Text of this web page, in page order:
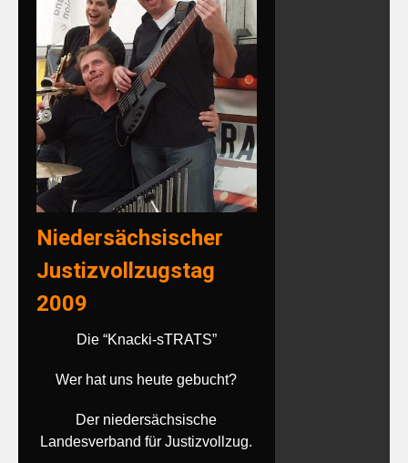
Niedersächsischer
Justizvollzugstag
2009
Die “Knacki-sTRATS”
Wer hat uns heute gebucht?
Der niedersächsische
Landesverband für Justizvollzug.